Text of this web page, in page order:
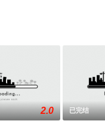
2.0 已完结